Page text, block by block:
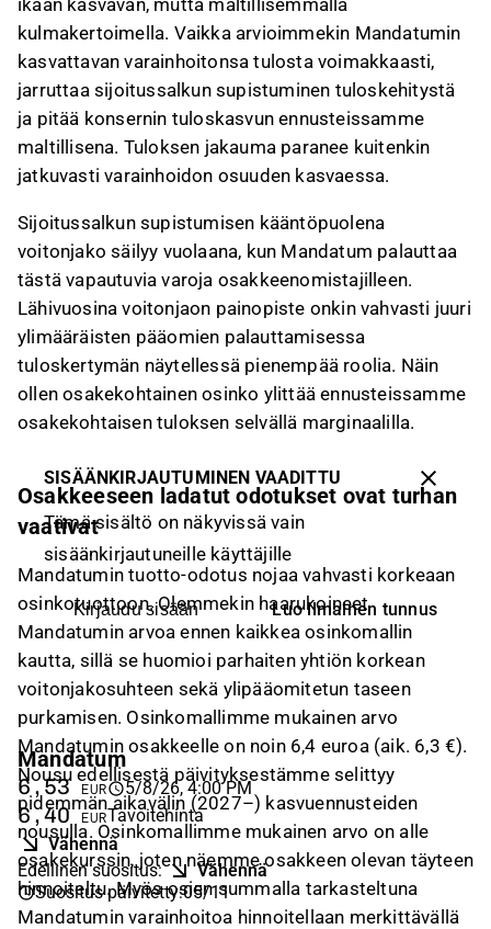
ikään kasvavan, mutta maltillisemmalla
kulmakertoimella. Vaikka arvioimmekin Mandatumin
kasvattavan varainhoitonsa tulosta voimakkaasti,
jarruttaa sijoitussalkun supistuminen tuloskehitystä
ja pitää konsernin tuloskasvun ennusteissamme
maltillisena. Tuloksen jakauma paranee kuitenkin
jatkuvasti varainhoidon osuuden kasvaessa.
Sijoitussalkun supistumisen kääntöpuolena
voitonjako säilyy vuolaana, kun Mandatum palauttaa
tästä vapautuvia varoja osakkeenomistajilleen.
Lähivuosina voitonjaon painopiste onkin vahvasti juuri
ylimääräisten pääomien palauttamisessa
tuloskertymän näytellessä pienempää roolia. Näin
ollen osakekohtainen osinko ylittää ennusteissamme
osakekohtaisen tuloksen selvällä marginaalilla.
Osakkeeseen ladatut odotukset ovat turhan
vaativat
Mandatumin tuotto-odotus nojaa vahvasti korkeaan
osinkotuottoon. Olemmekin haarukoineet
Mandatumin arvoa ennen kaikkea osinkomallin
kautta, sillä se huomioi parhaiten yhtiön korkean
voitonjakosuhteen sekä ylipääomitetun taseen
purkamisen. Osinkomallimme mukainen arvo
Mandatumin osakkeelle on noin 6,4 euroa (aik. 6,3 €).
Nousu edellisestä päivityksestämme selittyy
pidemmän aikavälin (2027–) kasvuennusteiden
nousulla. Osinkomallimme mukainen arvo on alle
osakekurssin, joten näemme osakkeen olevan täyteen
hinnoiteltu. Myös osien summalla tarkasteltuna
Mandatumin varainhoitoa hinnoitellaan merkittävällä
SISÄÄNKIRJAUTUMINEN VAADITTU
Tämä sisältö on näkyvissä vain
sisäänkirjautuneille käyttäjille
Kirjaudu sisään Luo ilmainen tunnus
Mandatum
6,53 EUR 5/8/26, 4:00 PM
6,40 EURTavoitehinta
Vähennä
Edellinen suositus:
Vähennä
Suositus päivitetty:05/11